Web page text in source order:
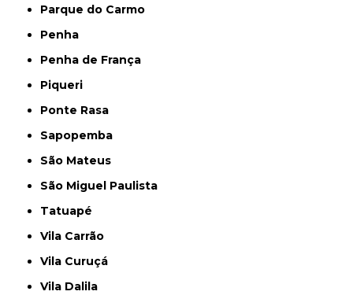
Parque do Carmo
Penha
Penha de França
Piqueri
Ponte Rasa
Sapopemba
São Mateus
São Miguel Paulista
Tatuapé
Vila Carrão
Vila Curuçá
Vila Dalila